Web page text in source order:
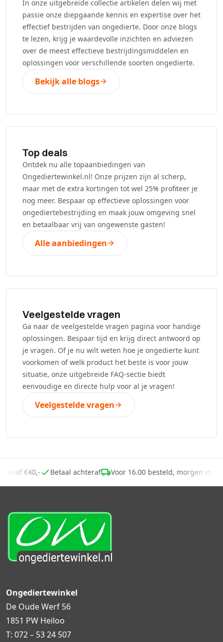
In onze uitgebreide collectie artikelen delen wij met
passie onze diepgaande kennis en expertise over het
effectief bestrijden van ongedierte. Door onze blogs
te lezen, krijg je waardevolle inzichten en adviezen
over de meest effectieve bestrijdingsmiddelen en
oplossingen voor verschillende soorten ongedierte.
Bekijk alle blogs
Top deals
Ontdek nu alle topaanbiedingen van
Ongediertewinkel.nl! Onze prijzen zijn al scherp,
maar met de extra kortingen tot wel 25% profiteer je
nog meer. Bespaar op effectieve oplossingen voor
ongediertebestrijding en maak jouw omgeving snel
en betaalbaar vrij van ongewenste gasten!
Alle aanbiedingen
Veelgestelde vragen
Ga naar de veelgestelde vragen pagina voor handige
oplossingen. Bespaar tijd en krijg direct antwoord op
je vragen. Of je nu wilt weten hoe je ongedierte kunt
voorkomen of welk product het beste is voor jouw
situatie, onze uitgebreide FAQ-sectie biedt
eenvoudige en directe hulp voor al je vragen!
Veelgestelde vragen
vanaf €40,- Betaal achteraf Voor 16.00 besteld, morgen in
Ongediertewinkel
De Oude Werf 56
1851 PW Heiloo
T: 072 – 53 24 507